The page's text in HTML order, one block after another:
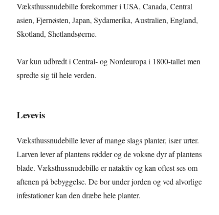
Væksthussnudebille forekommer i USA, Canada, Central
asien, Fjernøsten, Japan, Sydamerika, Australien, England,
Skotland, Shetlandsøerne.
Var kun udbredt i Central- og Nordeuropa i 1800-tallet men
spredte sig til hele verden.
Levevis
Væksthussnudebille lever af mange slags planter, især urter.
Larven lever af plantens rødder og de voksne dyr af plantens
blade. Væksthussnudebille er nataktiv og kan oftest ses om
aftenen på bebyggelse. De bor under jorden og ved alvorlige
infestationer kan den dræbe hele planter.